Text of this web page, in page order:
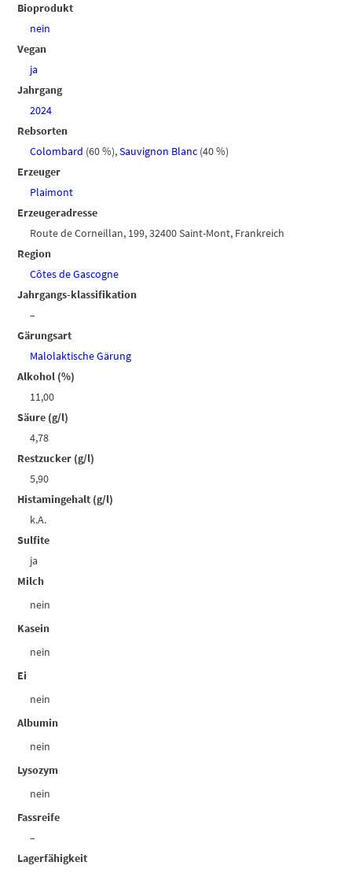
Bioprodukt
nein
Vegan
ja
Jahrgang
2024
Rebsorten
Colombard (60 %),Sauvignon Blanc (40 %)
Erzeuger
Plaimont
Erzeugeradresse
Route de Corneillan, 199, 32400 Saint-Mont, Frankreich
Region
Côtes de Gascogne
Jahrgangs-klassifikation
–
Gärungsart
Malolaktische Gärung
Alkohol (%)
11,00
Säure (g/l)
4,78
Restzucker (g/l)
5,90
Histamingehalt (g/l)
k.A.
Sulfite
ja
Milch
nein
Kasein
nein
Ei
nein
Albumin
nein
Lysozym
nein
Fassreife
–
Lagerfähigkeit